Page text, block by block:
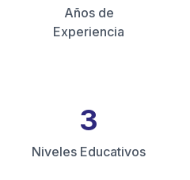
Años de
Experiencia
3
Niveles Educativos